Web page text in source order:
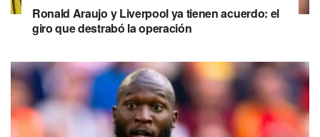
Ronald Araujo y Liverpool ya tienen acuerdo: el
giro que destrabó la operación